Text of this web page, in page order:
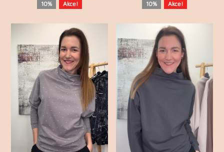
10% Akce! 10% Akce!